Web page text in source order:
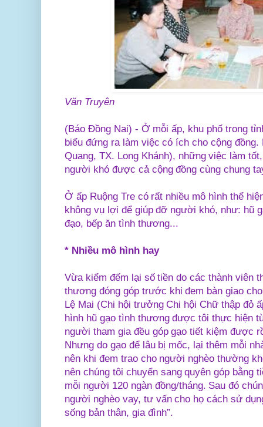
Văn Truyên
(Báo Đồng Nai) - Ở mỗi ấp, khu phố trong
biểu đứng ra làm việc có ích cho cộng đồng.
Quang, TX. Long Khánh), những việc làm
người khó được cả cộng đồng cùng chung
Ở ấp Ruộng Tre có rất nhiều mô hình thể
không vụ lợi để giúp đỡ người khó, như: hũ
đạo, bếp ăn tình thương...
* Nhiều mô hình hay
Vừa kiểm đếm lại số tiền do các thành viên
thương đóng góp trước khi đem bàn giao
Lệ Mai (Chi hội trưởng Chi hội Chữ thập đỏ
hình hũ gạo tình thương được tôi thực hiện
người tham gia đều góp gạo tiết kiệm được
Nhưng do gạo để lâu bị mốc, lại thêm mỗi
nên khi đem trao cho người nghèo thường
nên chúng tôi chuyển sang quyên góp bằng
mỗi người 120 ngàn đồng/tháng. Sau đó
người nghèo vay, tư vấn cho họ cách sử
sống bản thân, gia đình”.